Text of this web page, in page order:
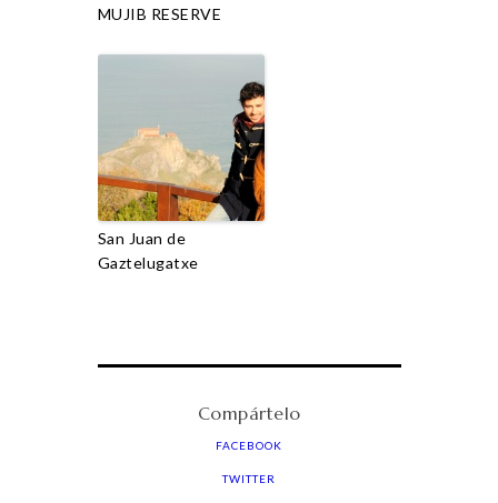
MUJIB RESERVE
San Juan de
Gaztelugatxe
Compártelo
FACEBOOK
TWITTER